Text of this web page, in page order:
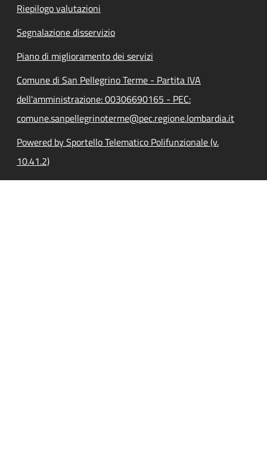
Riepilogo valutazioni
Segnalazione disservizio
Piano di miglioramento dei servizi
Comune di San Pellegrino Terme - Partita IVA
dell'amministrazione: 00306690165 - PEC:
comune.sanpellegrinoterme@pec.regione.lombardia.it
Powered by Sportello Telematico Polifunzionale (v.
10.41.2)